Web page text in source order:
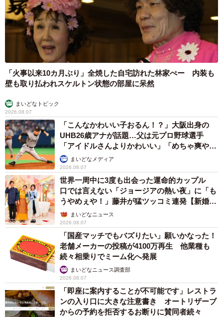
「火事以来10カ月ぶり」全焼した自宅訪れた林家ぺー 内装も
壁も取り払われスケルトン状態の部屋に呆然
まいどなトピック
2026.08.07
「こんなかわいい子おるん！？」大阪出身の
UHB26歳アナが話題…父は元プロ野球選手
「アイドルさんよりかわいい」「めちゃ爽や
か」まいどなメディア
2026.08.07
世界一周中に3度も出会った運命的カップル
口では言えない「ジョージアの熱い夜」に「も
うやめぇや！」藤井が猛ツッコミ連発【新婚さ
ん】まいどなニュース
2026.08.07
「国産マッチでもバズりたい」願いかなった！
老舗メーカーの投稿が4100万再生 他業種も
続々相乗りでミーム化へ発展
まいどなニュース調査部
2026.08.07
「即座に案内することが不可能です」レストラ
ンの入り口に大きな注意書き オートリザーブ
からの予約を拒否するお断りに賛同者続々